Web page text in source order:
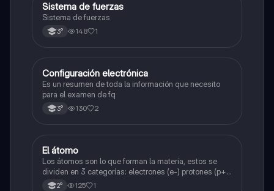
Física
Sistema de fuerzas
Sistema de fuerzas
3° 148 1
Física
Configuración electrónica
Es un resumen de toda la información que necesito
para el examen de fq
3° 130 2
Física
El átomo
Los átomos son lo que forman la materia, estos se
dividen en 3 categorías: electrones (e-) protones (p+)
y neutrones (n⁰).
2° 125 1